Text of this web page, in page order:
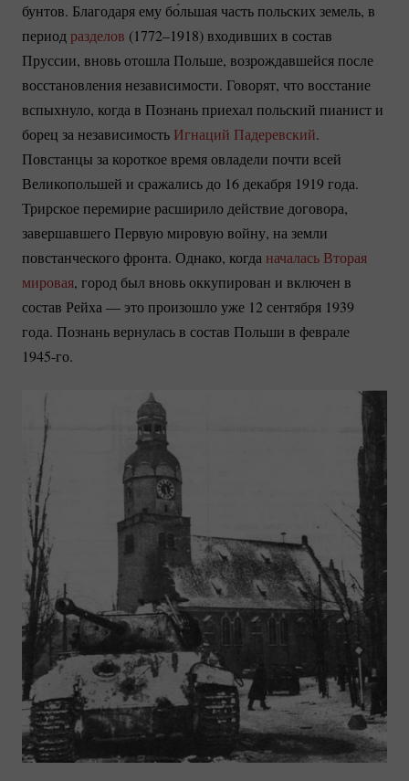
бунтов. Благодаря ему бо́льшая часть польских земель, в
период разделов (1772–1918) входивших в состав
Пруссии, вновь отошла Польше, возрождавшейся после
восстановления независимости. Говорят, что восстание
вспыхнуло, когда в Познань приехал польский пианист и
борец за независимость Игнаций Падеревский.
Повстанцы за короткое время овладели почти всей
Великопольшей и сражались до 16 декабря 1919 года.
Трирское перемирие расширило действие договора,
завершавшего Первую мировую войну, на земли
повстанческого фронта. Однако, когда началась Вторая
мировая, город был вновь оккупирован и включен в
состав Рейха — это произошло уже 12 сентября 1939
года. Познань вернулась в состав Польши в феврале
1945-го.